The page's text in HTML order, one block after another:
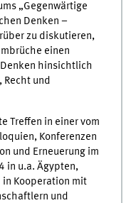
„Gegenwärtige
Denken –
zu diskutieren,
einen
hinsichtlich
Recht und
Treffen in einer vom
Konferenzen
und Erneuerung im
in u.a. Ägypten,
in Kooperation mit
und